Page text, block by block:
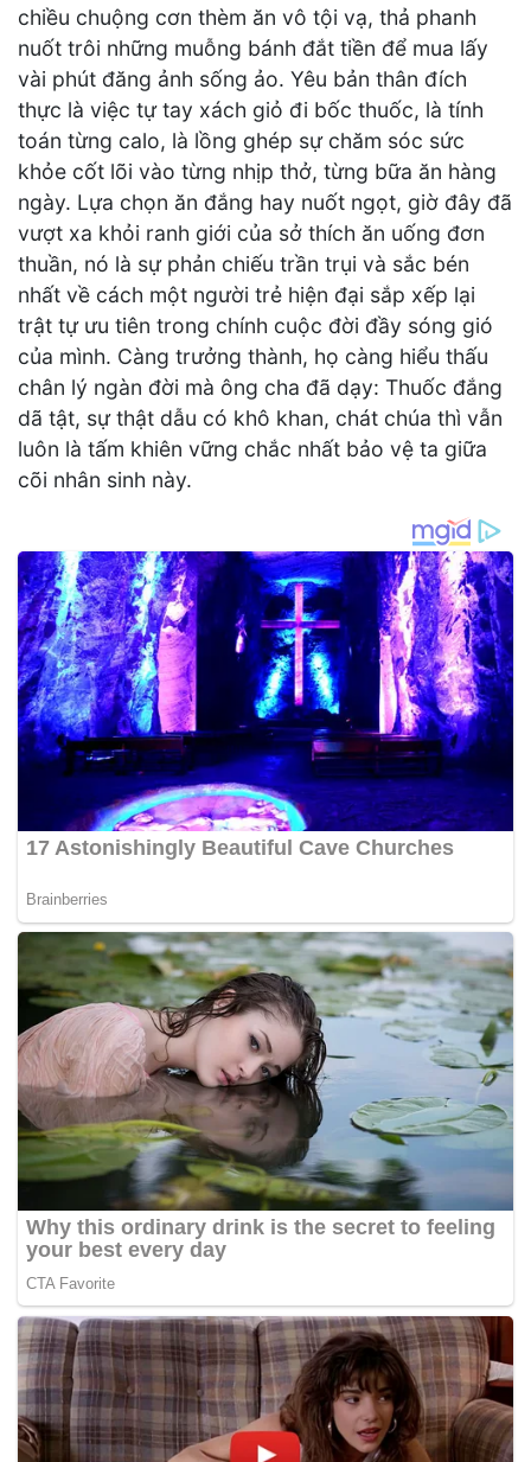
chiều chuộng cơn thèm ăn vô tội vạ, thả phanh
nuốt trôi những muỗng bánh đắt tiền để mua lấy
vài phút đăng ảnh sống ảo. Yêu bản thân đích
thực là việc tự tay xách giỏ đi bốc thuốc, là tính
toán từng calo, là lồng ghép sự chăm sóc sức
khỏe cốt lõi vào từng nhịp thở, từng bữa ăn hàng
ngày. Lựa chọn ăn đắng hay nuốt ngọt, giờ đây đã
vượt xa khỏi ranh giới của sở thích ăn uống đơn
thuần, nó là sự phản chiếu trần trụi và sắc bén
nhất về cách một người trẻ hiện đại sắp xếp lại
trật tự ưu tiên trong chính cuộc đời đầy sóng gió
của mình. Càng trưởng thành, họ càng hiểu thấu
chân lý ngàn đời mà ông cha đã dạy: Thuốc đắng
dã tật, sự thật dẫu có khô khan, chát chúa thì vẫn
luôn là tấm khiên vững chắc nhất bảo vệ ta giữa
cõi nhân sinh này.